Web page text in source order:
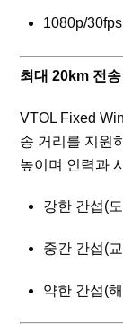
1080p/
최대 20km 전
VTOL Fixed
송 거리를 지원
높이며 인력과
강한 간섭(
중간 간섭(
약한 간섭(